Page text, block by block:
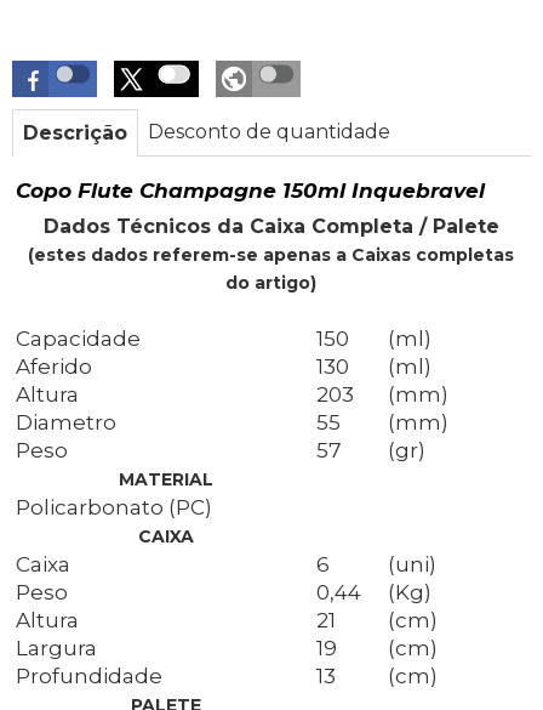
Descrição Desconto de quantidade
Copo Flute Champagne 150ml Inquebravel
Dados Técnicos da Caixa Completa / Palete
(estes dados referem-se apenas a Caixas completas
do artigo)
Capacidade 150
(ml)
Aferido
130
(ml)
Altura
203
(mm)
Diametro
55
(mm)
Peso
57 (gr)
MATERIAL
Policarbonato (PC)
CAIXA
Caixa 6
(uni)
Peso
0,44
(Kg)
Altura
21
(cm)
Largura
19
(cm)
Profundidade
13 (cm)
PALETE